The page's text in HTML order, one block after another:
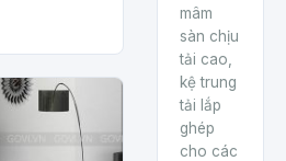
mâm
sàn chịu
tải cao,
kệ trung
tải lắp
ghép
cho các